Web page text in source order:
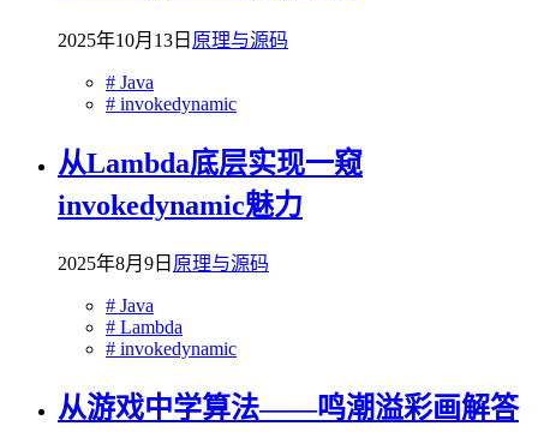
2025年10月13日 原理与源码
# Java
# invokedynamic
从Lambda底层实现一窥
invokedynamic魅力
2025年8月9日 原理与源码
# Java
# Lambda
# invokedynamic
从游戏中学算法——鸣潮溢彩画解答